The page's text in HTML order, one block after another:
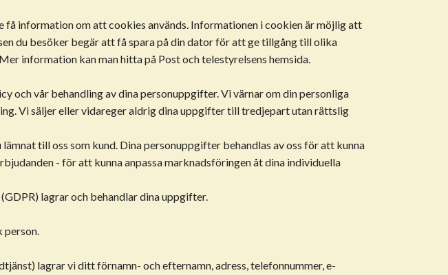
information om att cookies används. Informationen i cookien är möjlig att
du besöker begär att få spara på din dator för att ge tillgång till olika
information kan man hitta på Post och telestyrelsens hemsida.
och vår behandling av dina personuppgifter. Vi värnar om din personliga
Vi säljer eller vidareger aldrig dina uppgifter till tredjepart utan rättslig
till oss som kund. Dina personuppgifter behandlas av oss för att kunna
- för att kunna anpassa marknadsföringen åt dina individuella
lagrar och behandlar dina uppgifter.
person.
lagrar vi ditt förnamn- och efternamn, adress, telefonnummer, e-